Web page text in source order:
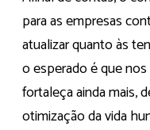
para as empresas
atualizar quanto às
o esperado é que
fortaleça ainda mais,
otimização da vida